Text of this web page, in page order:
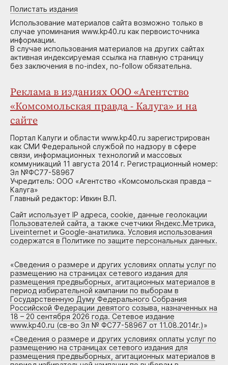
Полистать издания
Использование материалов сайта возможно только в
случае упоминания www.kp40.ru как первоисточника
информации.
В случае использования материалов на других сайтах
активная индексируемая ссылка на главную страницу
без заключения в no-index, no-follow обязательна.
Реклама в изданиях ООО «Агентство
«Комсомольская правда - Калуга» и на
сайте
Портал Калуги и области www.kp40.ru зарегистрирован
как СМИ Федеральной службой по надзору в сфере
связи, информационных технологий и массовых
коммуникаций 11 августа 2014 г. Регистрационный номер:
Эл №ФС77-58967
Учредитель: ООО «Агентство «Комсомольская правда –
Калуга»
Главный редактор: Ивкин В.П.
Сайт использует IP адреса, cookie, данные геолокации
Пользователей сайта, а также счетчики Яндекс.Метрика,
Liveinternet и Google-анатилика. Условия использования
содержатся в Политике по защите персональных данных.
«Сведения о размере и других условиях оплаты услуг по
размещению на страницах сетевого издания для
размещения предвыборных, агитационных материалов в
период избирательной кампании по выборам в
Государственную Думу Федерального Собрания
Российской Федерации девятого созыва, назначенных на
18 – 20 сентября 2026 года. Сетевое издание
www.kp40.ru (св-во Эл № ФС77-58967 от 11.08.2014г.)»
«Сведения о размере и других условиях оплаты услуг по
размещению на страницах сетевого издания для
размещения предвыборных, агитационных материалов в